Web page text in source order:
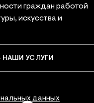
граждан работой
искусства и
НАШИ УСЛУГИ
данных